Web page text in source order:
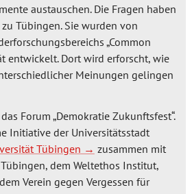
austauschen. Die Fragen haben
Tübingen. Sie wurden von
„Common
entwickelt. Dort wird erforscht, wie
Meinungen gelingen
Forum „Demokratie Zukunftsfest“.
Initiative der Universitätsstadt
Tübingen
zusammen mit
dem Weltethos Institut,
Verein gegen Vergessen für